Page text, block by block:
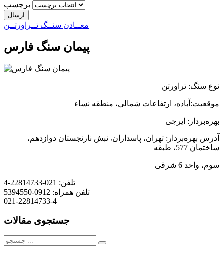
برچسب
معــادن سنــگ تــراورتــن
پیمان سنگ فارس
نوع سنگ: تراورتن
موقعيت: آباده، ارتفاعات شمالی، منطقه نساء
بهرهبردار: ایرجی
آدرس بهرهبردار: تهران، پاسداران، نبش نارنجستان دوازدهم،
ساختمان 577، طبقه
سوم، واحد 6 شرقی
تلفن: 021-22814733-4
تلفن همراه: 0912-5394550
021-22814733-4
جستجوی مقالات
جستجو